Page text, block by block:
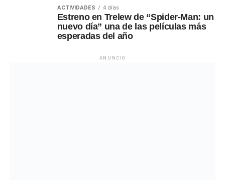
ACTIVIDADES 4 días
Estreno en Trelew de “Spider-Man: un
nuevo día” una de las películas más
esperadas del año
ANUNCIO